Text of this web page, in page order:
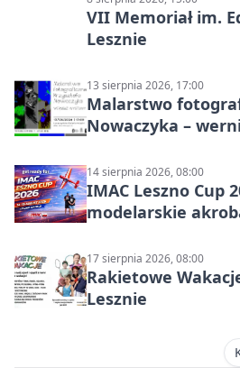
VII Memoriał im.
Lesznie
13 sierpnia 2026, 17:00
Malarstwo
Nowaczyka –
14 sierpnia 2026, 08:00
IMAC Leszno Cup
modelarskie
17 sierpnia 2026, 08:00
Rakietowe
Lesznie